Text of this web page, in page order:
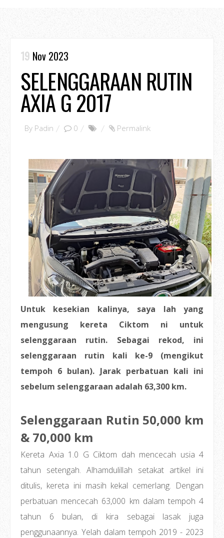
19 Nov 2023
SELENGGARAAN RUTIN
AXIA G 2017
By Padin 0 Permalink
Untuk kesekian kalinya, saya lah yang
mengusung kereta Ciktom ni untuk
selenggaraan rutin. Sebagai rekod, ini
selenggaraan rutin kali ke-9 (mengikut
tempoh 6 bulan). Jarak perbatuan kali ini
sebelum selenggaraan adalah 63,300 km.
Selenggaraan Rutin 50,000 km
& 70,000 km
Kereta Axia 1.0 G Ciktom dah mencecah usia 4
tahun setengah. Alhamdulillah setakat artikel ini
ditulis, kereta ini masih kekal cemerlang. Dengan
perbatuan mencecah 63,000 km dalam tempoh 4
tahun 6 bulan, di kira sebagai lasak juga
penggunaannya. Yelah dalam tempoh 2019 - 2023